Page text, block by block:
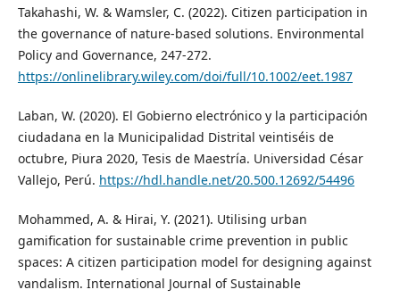
Takahashi, W. & Wamsler, C. (2022). Citizen participation in
the governance of nature-based solutions. Environmental
Policy and Governance, 247-272.
https://onlinelibrary.wiley.com/doi/full/10.1002/eet.1987
Laban, W. (2020). El Gobierno electrónico y la participación
ciudadana en la Municipalidad Distrital veintiséis de
octubre, Piura 2020, Tesis de Maestría. Universidad César
Vallejo, Perú. https://hdl.handle.net/20.500.12692/54496
Mohammed, A. & Hirai, Y. (2021). Utilising urban
gamification for sustainable crime prevention in public
spaces: A citizen participation model for designing against
vandalism. International Journal of Sustainable